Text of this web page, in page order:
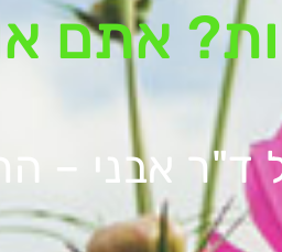
אתם
אבני –